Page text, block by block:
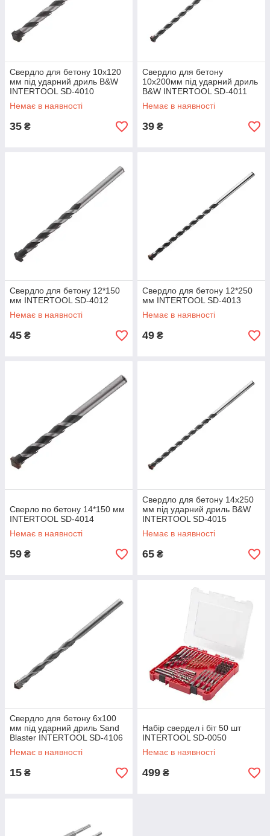
Свердло для бетону 10x120
мм під ударний дриль B&W
INTERTOOL SD-4010
Немає в наявності
35 ₴
Свердло для бетону
10x200мм під ударний дриль
B&W INTERTOOL SD-4011
Немає в наявності
39 ₴
Свердло для бетону 12*150
мм INTERTOOL SD-4012
Немає в наявності
45 ₴
Свердло для бетону 12*250
мм INTERTOOL SD-4013
Немає в наявності
49 ₴
Сверло по бетону 14*150 мм
INTERTOOL SD-4014
Немає в наявності
59 ₴
Свердло для бетону 14x250
мм під ударний дриль B&W
INTERTOOL SD-4015
Немає в наявності
65 ₴
Свердло для бетону 6x100
мм під ударний дриль Sand
Blaster INTERTOOL SD-4106
Немає в наявності
15 ₴
Набір свердел і біт 50 шт
INTERTOOL SD-0050
Немає в наявності
499 ₴